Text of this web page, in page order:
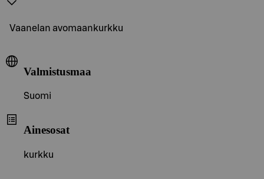
Vaanelan avomaankurkku
Valmistusmaa
Suomi
Ainesosat
kurkku